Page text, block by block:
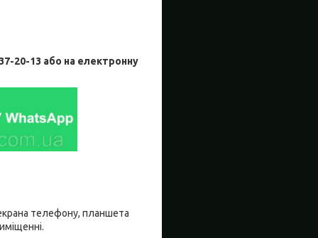
13 або на електронну
телефону, планшета